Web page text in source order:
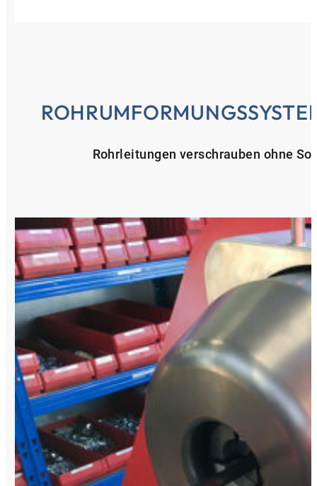
Rohrleitungen verschrauben ohne